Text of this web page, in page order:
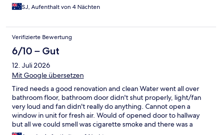
SJ, Aufenthalt von 4 Nächten
Verifizierte Bewertung
6/10 – Gut
12. Juli 2026
Mit Google übersetzen
Tired needs a good renovation and clean Water went all over
bathroom floor, bathroom door didn't shut properly, light/fan
very loud and fan didn't really do anything. Cannot open a
window in unit for fresh air. Would of opened door to hallway
but all we could smell was cigarette smoke and there was a
party going on Checked in late, check in went smooth enough.